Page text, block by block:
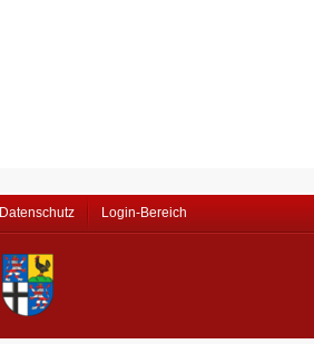
Datenschutz Login-Bereich